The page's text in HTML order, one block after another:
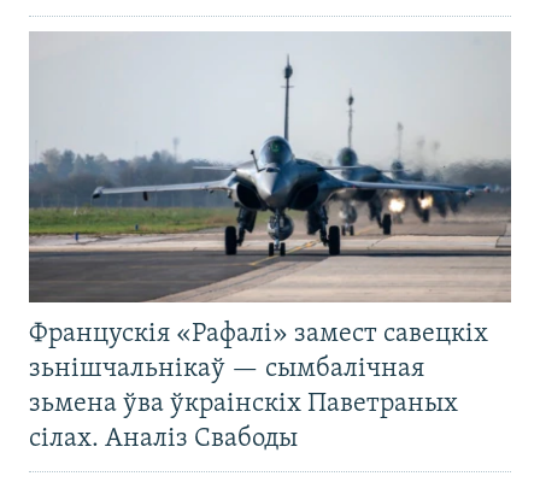
Францускія «Рафалі» замест савецкіх
зьнішчальнікаў — сымбалічная
зьмена ўва ўкраінскіх Паветраных
сілах. Аналіз Свабоды